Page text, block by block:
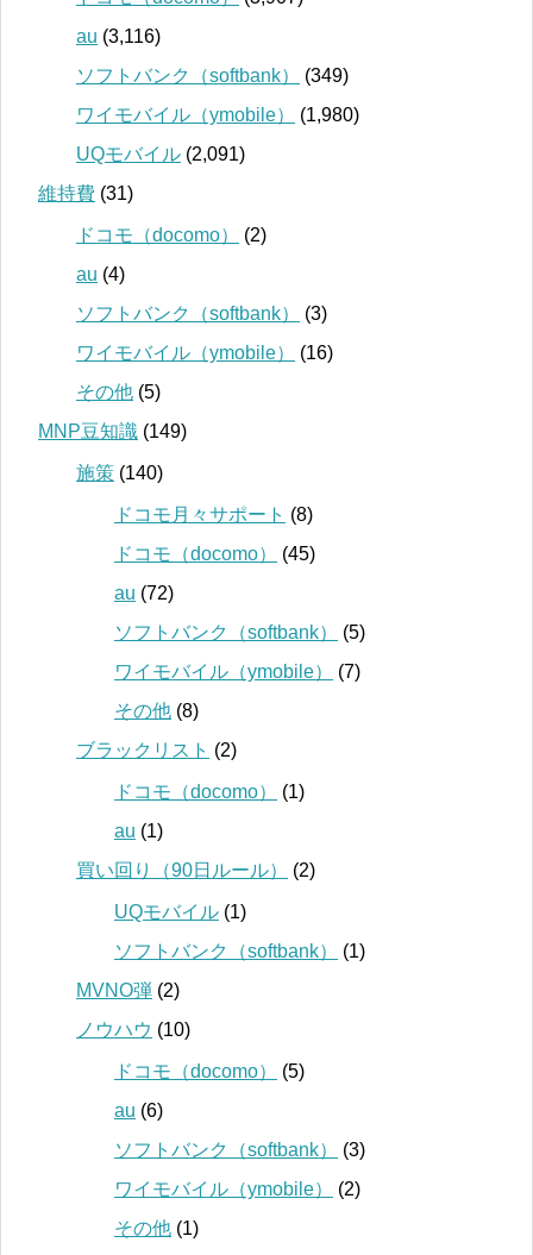
au (3,116)
ソフトバンク（softbank）
(349)
ワイモバイル（ymobile）
(1,980)
UQモバイル (2,091)
維持費 (31)
ドコモ（docomo）
(2)
au (4)
ソフトバンク（softbank）
(3)
ワイモバイル（ymobile）
(16)
その他 (5)
MNP豆知識 (149)
施策 (140)
ドコモ月々サポート (8)
ドコモ（docomo）
(45)
au (72)
ソフトバンク（softbank）
(5)
ワイモバイル（ymobile）
(7)
その他 (8)
ブラックリスト (2)
ドコモ（docomo）
(1)
au (1)
買い回り（90日ルール）
(2)
UQモバイル (1)
ソフトバンク（softbank）
(1)
MVNO弾 (2)
ノウハウ (10)
ドコモ（docomo）
(5)
au (6)
ソフトバンク（softbank）
(3)
ワイモバイル（ymobile）
(2)
その他 (1)